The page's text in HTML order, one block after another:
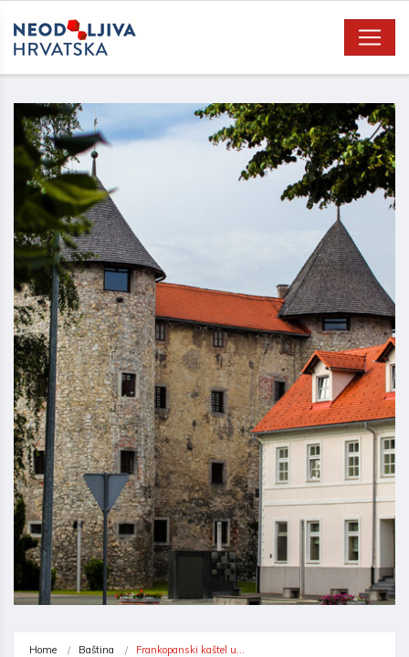
Home Baština Frankopanski kaštel u…